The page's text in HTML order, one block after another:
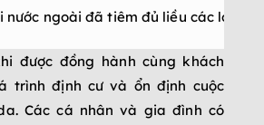
nước ngoài đã tiêm đủ liều các loại
được đồng hành cùng khách
trình định cư và ổn định cuộc
Các cá nhân và gia đình có